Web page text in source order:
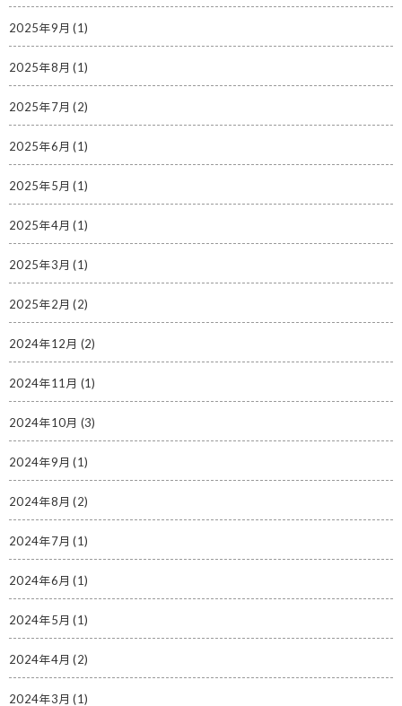
2025年9月 (1)
2025年8月 (1)
2025年7月 (2)
2025年6月 (1)
2025年5月 (1)
2025年4月 (1)
2025年3月 (1)
2025年2月 (2)
2024年12月 (2)
2024年11月 (1)
2024年10月 (3)
2024年9月 (1)
2024年8月 (2)
2024年7月 (1)
2024年6月 (1)
2024年5月 (1)
2024年4月 (2)
2024年3月 (1)